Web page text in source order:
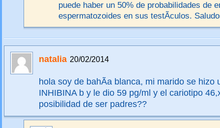
puede haber un 50% de probabilidades de
espermatozoides en sus testÃ­culos.
natalia 20/02/2014
hola soy de bahÃ­a blanca, mi marido se hizo
INHIBINA b y le dio 59 pg/ml y el cariotipo
posibilidad de ser padres??